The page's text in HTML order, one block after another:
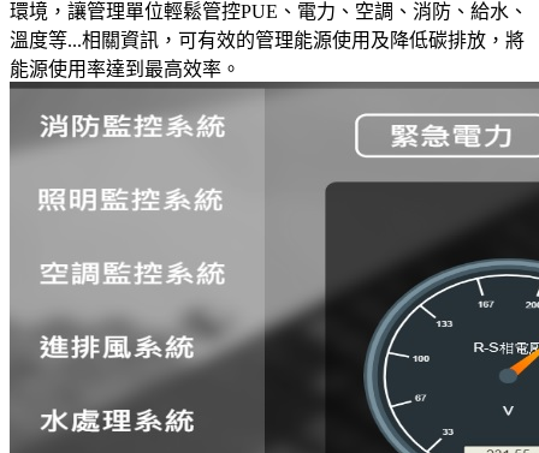
環境，讓管理單位輕鬆管控PUE、電力、空調、消防、給水、
溫度等...相關資訊，可有效的管理能源使用及降低碳排放，將
能源使用率達到最高效率。